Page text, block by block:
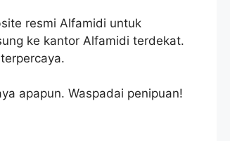
resmi Alfamidi untuk
ke kantor Alfamidi terdekat.
apapun. Waspadai penipuan!